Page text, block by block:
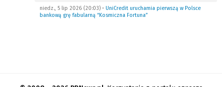
niedz., 5 lip 2026 (20:03) • UniCredit uruchamia pierwszą w Polsce
bankową grę fabularną “Kosmiczna Fortuna”